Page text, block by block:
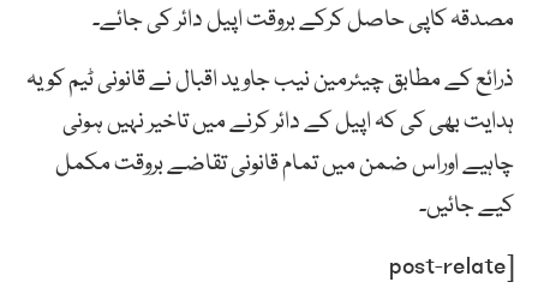
مصدقہ کاپی حاصل کرکے بروقت اپیل دائر کی جائے۔
ذرائع کے مطابق چیئرمین نیب جاوید اقبال نے قانونی ٹیم کو یہ
ہدایت بھی کی کہ اپیل کے دائر کرنے میں تاخیر نہیں ہونی
چاہیے اوراس ضمن میں تمام قانونی تقاضے بروقت مکمل
کیے جائیں۔
[post-relate